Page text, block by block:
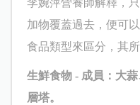
李婉萍營養師解釋，
加物覆蓋過去，便可
食品類型來區分，其
生鮮食物- 成員：大
層塔。